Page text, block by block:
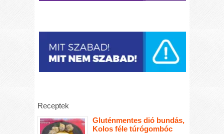
Receptek
Gluténmentes dió bundás,
Kolos féle túrógombóc